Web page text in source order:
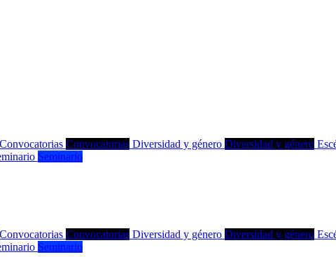
Convocatorias Convocatorias Diversidad y género Diversidad y género
Seminario
Convocatorias Convocatorias Diversidad y género Diversidad y género
Seminario